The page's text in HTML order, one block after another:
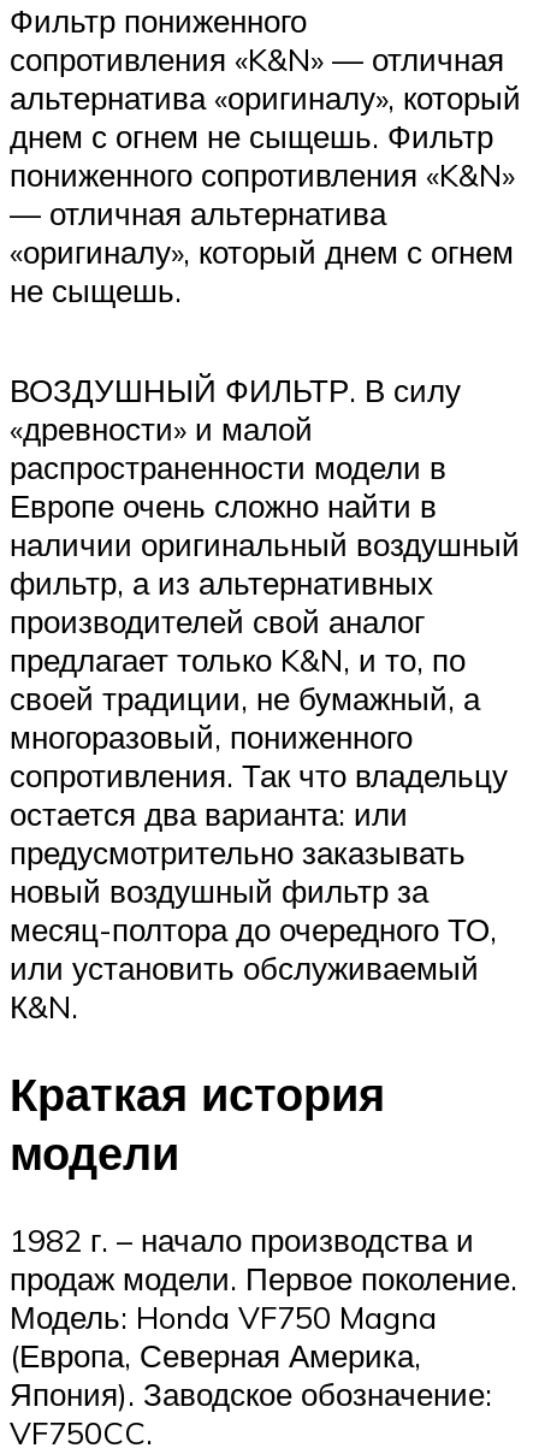
Фильтр пониженного
сопротивления «K&N» — отличная
альтернатива «оригиналу», который
днем с огнем не сыщешь. Фильтр
пониженного сопротивления «K&N»
— отличная альтернатива
«оригиналу», который днем с огнем
не сыщешь.
ВОЗДУШНЫЙ ФИЛЬТР. В силу
«древности» и малой
распространенности модели в
Европе очень сложно найти в
наличии оригинальный воздушный
фильтр, а из альтернативных
производителей свой аналог
предлагает только K&N, и то, по
своей традиции, не бумажный, а
многоразовый, пониженного
сопротивления. Так что владельцу
остается два варианта: или
предусмотрительно заказывать
новый воздушный фильтр за
месяц-полтора до очередного ТО,
или установить обслуживаемый
К&N.
Краткая история
модели
1982 г. – начало производства и
продаж модели. Первое поколение.
Модель: Honda VF750 Magna
(Европа, Северная Америка,
Япония). Заводское обозначение:
VF750CC.